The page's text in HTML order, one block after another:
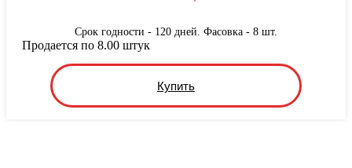
Срок годности - 120 дней. Фасовка - 8 шт.
Купить
Продается по 8.00 штук